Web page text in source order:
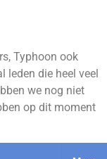
Typhoon ook
leden die heel veel
we nog niet
op dit moment